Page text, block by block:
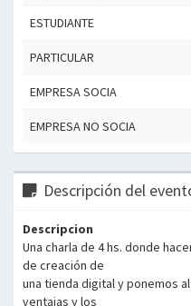
ESTUDIANTE
PARTICULAR
EMPRESA SOCIA
EMPRESA NO SOCIA
Descripción del
Descripcion
Una charla de 4 hs. donde
de creación de
una tienda digital y ponemos
ventajas y los